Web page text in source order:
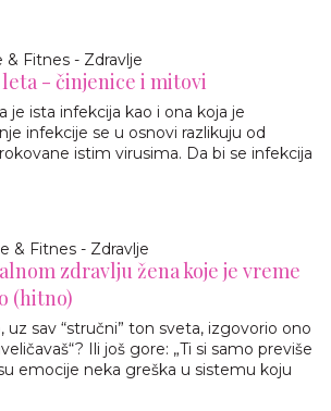
& Fitnes - Zdravlje
- činjenice i mitovi
je ista infekcija kao i ona koja je
infekcije se u osnovi razlikuju od
istim virusima. Da bi se infekcija
& Fitnes - Zdravlje
zdravlju žena koje je vreme
(hitno)
uz sav “stručni” ton sveta, izgovorio ono
Ili još gore: „Ti si samo previše
emocije neka greška u sistemu koju